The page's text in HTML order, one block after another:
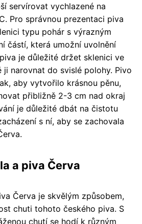
servírovat vychlazené na
Pro správnou prezentaci piva
typu pohár s výrazným
částí, která umožní uvolnění
je důležité držet sklenici ve
ji narovnat do svislé polohy. Pivo
aby vytvořilo krásnou pěnu,
přibližně 2-3 cm nad okraj
je důležité dbát na čistotu
s ní, aby se zachovala
a piva Červa
Červa je skvělým způsobem,
chuti tohoto českého piva. S
chutí se hodí k různým